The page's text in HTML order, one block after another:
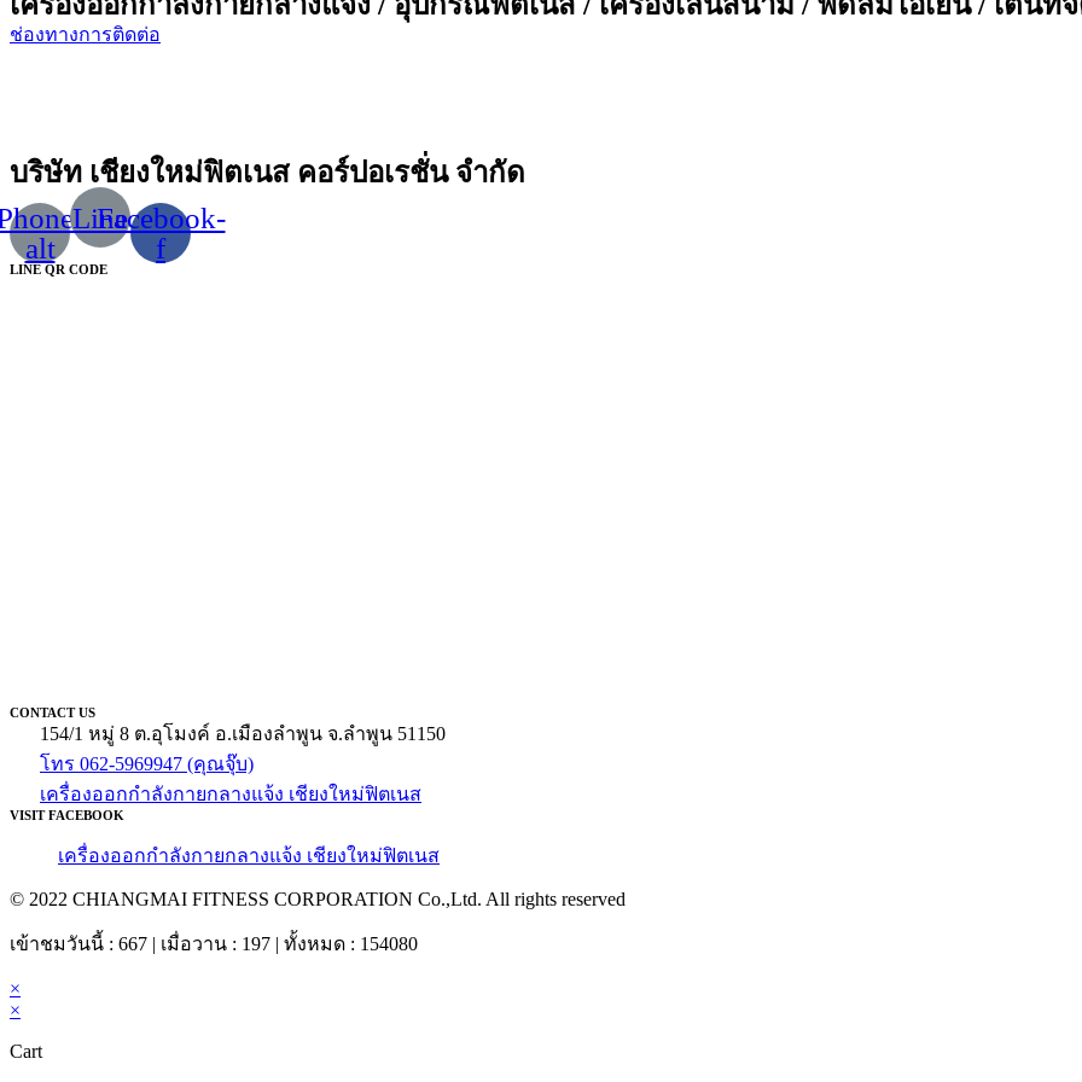
ช่องทางการติดต่อ
บริษัท เชียงใหม่ฟิตเนส คอร์ปอเรชั่น จำกัด
alt
Line
Facebook-
f
LINE QR CODE
CONTACT US
154/1 หมู่ 8 ต.อุโมงค์ อ.เมืองลำพูน จ.ลำพูน 51150
โทร 062-5969947 (คุณจุ๊บ)
เครื่องออกกำลังกายกลางแจ้ง เชียงใหม่ฟิตเนส
VISIT FACEBOOK
เครื่องออกกำลังกายกลางแจ้ง เชียงใหม่ฟิตเนส
© 2022 CHIANGMAI FITNESS CORPORATION Co.,Ltd. All rights reserved
เข้าชมวันนี้ : 667 | เมื่อวาน : 197 | ทั้งหมด : 154080
×
×
Cart